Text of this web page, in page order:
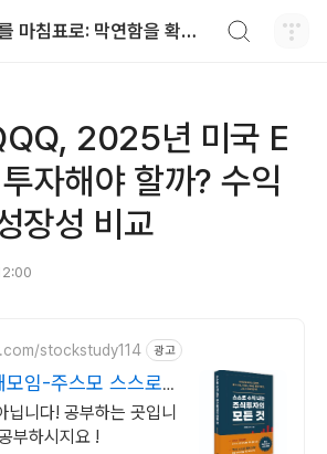
물음표를 마침표로: 막연함을 확신으로
2025년 미국 E
자해야 할까? 수익
장성 비교
stockstudy114 광고
모임-주스모 스스로
!
닙니다! 공부하는 곳입니
부하시지요 !